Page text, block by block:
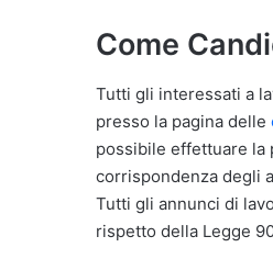
Come
Tutti gli interessati a
presso la pagina delle
possibile effettuare la
corrispondenza degli
Tutti gli annunci di
rispetto della Legge